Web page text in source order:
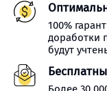
100%
доработки
будут